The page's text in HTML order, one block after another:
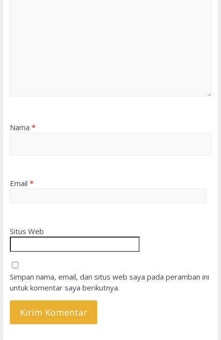
Nama *
Email *
Situs Web
Simpan nama, email, dan situs web saya pada peramban ini
untuk komentar saya berikutnya.